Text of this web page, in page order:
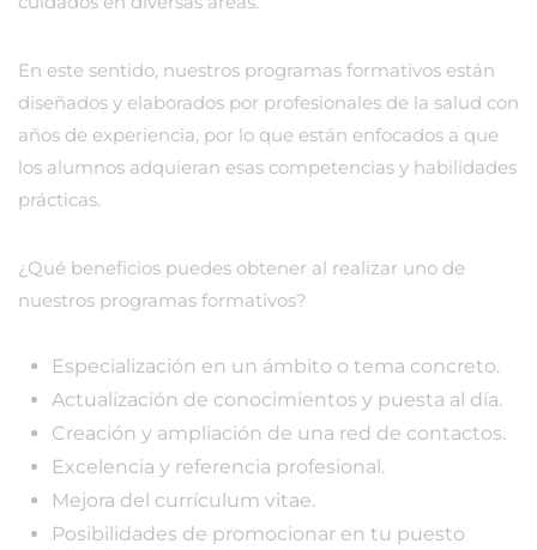
En este sentido, nuestros programas formativos están
diseñados y elaborados por profesionales de la salud con
años de experiencia, por lo que están enfocados a que
los alumnos adquieran esas competencias y habilidades
prácticas.
¿Qué beneficios puedes obtener al realizar uno de
nuestros programas formativos?
Especialización en un ámbito o tema concreto.
Actualización de conocimientos y puesta al día.
Creación y ampliación de una red de contactos.
Excelencia y referencia profesional.
Mejora del currículum vitae.
Posibilidades de promocionar en tu puesto